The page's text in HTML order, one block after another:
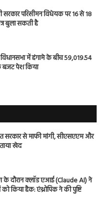
सरकार परिसीमन विधेयक पर 16 से 18
बुला सकती है
विधानसभा में हंगामे के बीच 59,019.54
बजट पेश किया
सरकार से माफी मांगी, सीएसएएम और
खेद
के दौरान क्लॉड एआई (Claude AI) ने
किया हैक: एंथ्रोपिक ने की पुष्टि